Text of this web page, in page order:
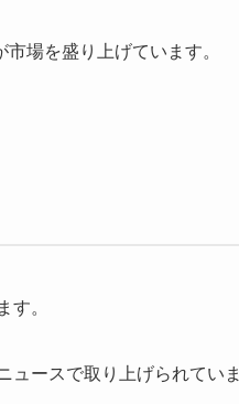
市場を盛り上げています。
す。
ュースで取り上げられていま